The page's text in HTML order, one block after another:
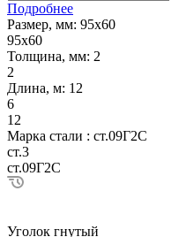
Подробнее
Размер, мм: 95х60
95х60
Толщина, мм: 2
2
Длина, м: 12
6
12
Марка стали : ст.09Г2С
ст.3
ст.09Г2С
Уголок гнутый